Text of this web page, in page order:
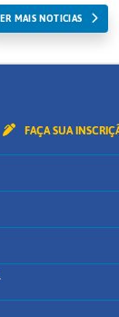
MAIS NOTICIAS
FAÇA SUA